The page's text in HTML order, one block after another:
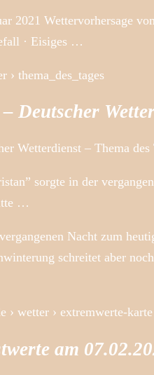
2021 Wettervorhersage
· Eisiges …
› thema_des_tages
Deutscher
Wetterdienst – Thema
sorgte in der
…
Nacht zum
schreitet aber
› wetter › extremwerte-karte
am